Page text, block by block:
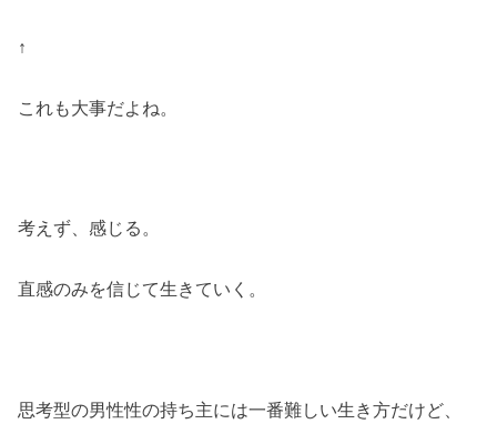
↑
これも大事だよね。
考えず、感じる。
直感のみを信じて生きていく。
思考型の男性性の持ち主には一番難しい生き方だけど、